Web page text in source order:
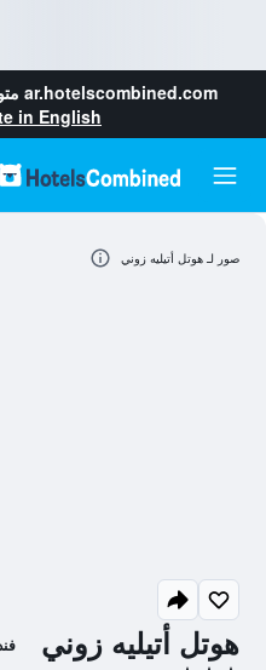
ar.hotelscombined.com
in English
هوتل أتيليه زوني
صور لـ هوتل أتيليه زوني